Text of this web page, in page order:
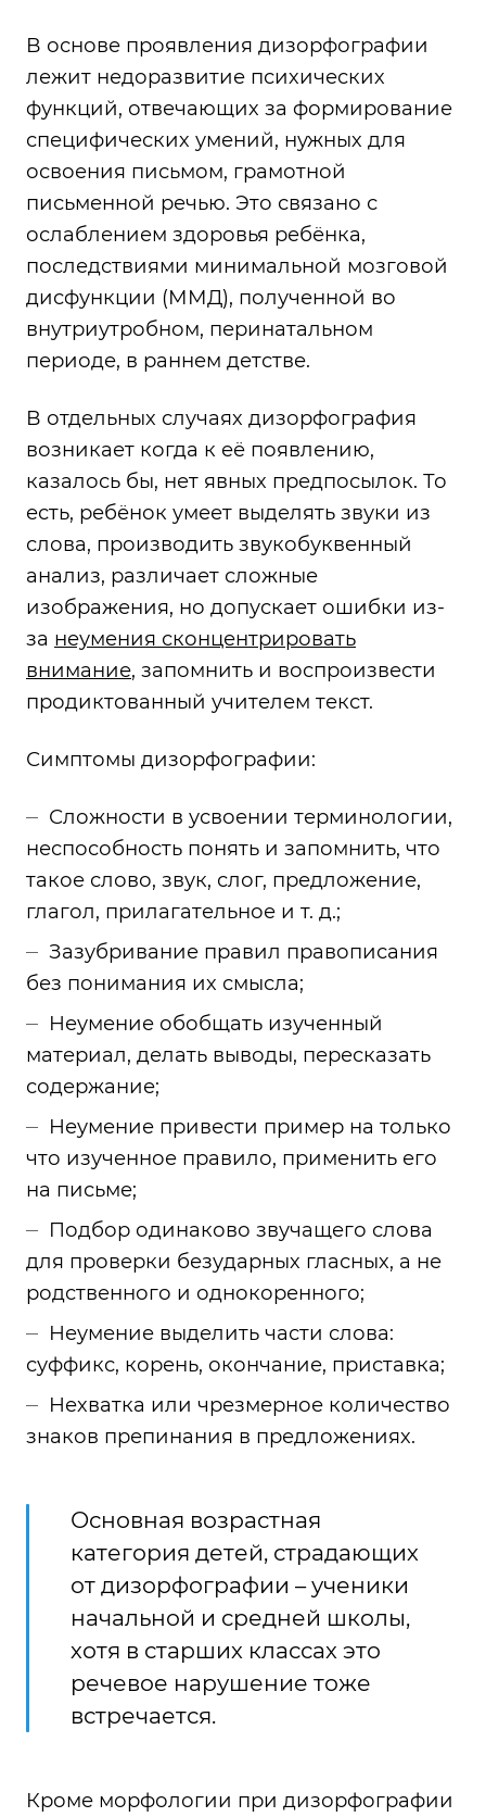
В основе проявления дизорфографии
лежит недоразвитие психических
функций, отвечающих за формирование
специфических умений, нужных для
освоения письмом, грамотной
письменной речью. Это связано с
ослаблением здоровья ребёнка,
последствиями минимальной мозговой
дисфункции (ММД), полученной во
внутриутробном, перинатальном
периоде, в раннем детстве.
В отдельных случаях дизорфография
возникает когда к её появлению,
казалось бы, нет явных предпосылок. То
есть, ребёнок умеет выделять звуки из
слова, производить звукобуквенный
анализ, различает сложные
изображения, но допускает ошибки из-
за неумения сконцентрировать
внимание, запомнить и воспроизвести
продиктованный учителем текст.
Симптомы дизорфографии:
Сложности в усвоении терминологии,
неспособность понять и запомнить, что
такое слово, звук, слог, предложение,
глагол, прилагательное и т. д.;
Зазубривание правил правописания
без понимания их смысла;
Неумение обобщать изученный
материал, делать выводы, пересказать
содержание;
Неумение привести пример на только
что изученное правило, применить его
на письме;
Подбор одинаково звучащего слова
для проверки безударных гласных, а не
родственного и однокоренного;
Неумение выделить части слова:
суффикс, корень, окончание, приставка;
Нехватка или чрезмерное количество
знаков препинания в предложениях.
Основная возрастная
категория детей, страдающих
от дизорфографии – ученики
начальной и средней школы,
хотя в старших классах это
речевое нарушение тоже
встречается.
Кроме морфологии при дизорфографии